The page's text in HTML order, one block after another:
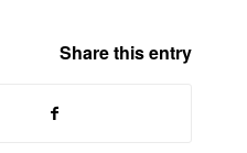
Share this entry